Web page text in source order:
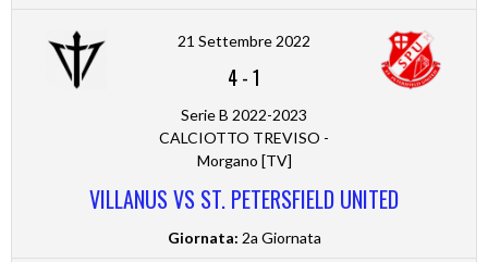
21 Settembre 2022
4-1
Serie B 2022-2023
CALCIOTTO TREVISO -
Morgano [TV]
VILLANUS VS ST. PETERSFIELD UNITED
Giornata: 2a Giornata